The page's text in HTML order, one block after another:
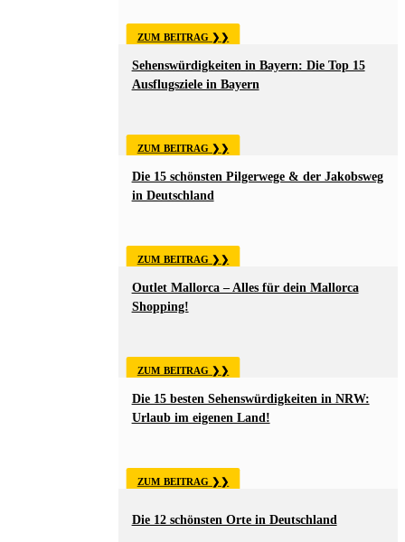
ZUM BEITRAG
Sehenswürdigkeiten in Bayern: Die Top 15
Ausflugsziele in Bayern
ZUM BEITRAG
Die 15 schönsten Pilgerwege & der Jakobsweg
in Deutschland
ZUM BEITRAG
Outlet Mallorca – Alles für dein Mallorca
Shopping!
ZUM BEITRAG
Die 15 besten Sehenswürdigkeiten in NRW:
Urlaub im eigenen Land!
ZUM BEITRAG
Die 12 schönsten Orte in Deutschland